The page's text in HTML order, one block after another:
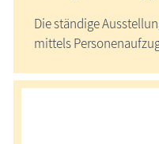
Die ständige
mittels